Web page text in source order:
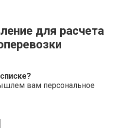
для расчета
вам персональное